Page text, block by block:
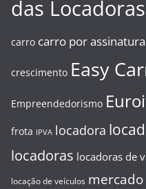
das
carro carro por assinatura
crescimento Easy
Empreendedorismo
frota IPVA locadora
locadoras locadoras de
locação de veículos mercado